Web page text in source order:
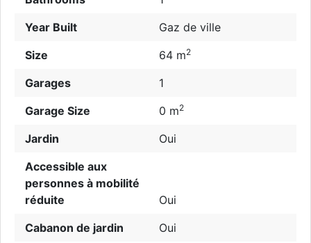
Year Built
Gaz de ville
Size
64 m2
Garages
1
Garage Size
0 m2
Jardin
Oui
Accessible aux
personnes à mobilité
réduite
Oui
Cabanon de jardin
Oui